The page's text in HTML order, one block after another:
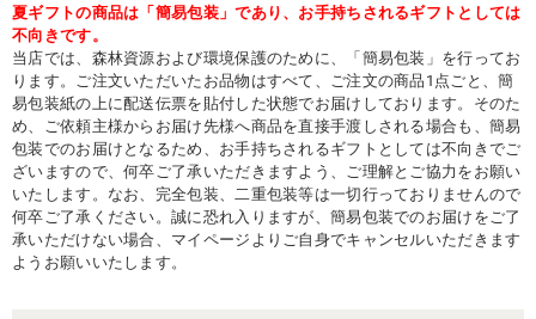
夏ギフトの商品は「簡易包装」であり、お手持ちされるギフトとしては
不向きです。
当店では、森林資源および環境保護のために、「簡易包装」を行ってお
ります。ご注文いただいたお品物はすべて、ご注文の商品1点ごと、簡
易包装紙の上に配送伝票を貼付した状態でお届けしております。そのた
め、ご依頼主様からお届け先様へ商品を直接手渡しされる場合も、簡易
包装でのお届けとなるため、お手持ちされるギフトとしては不向きでご
ざいますので、何卒ご了承いただきますよう、ご理解とご協力をお願い
いたします。なお、完全包装、二重包装等は一切行っておりませんので
何卒ご了承ください。誠に恐れ入りますが、簡易包装でのお届けをご了
承いただけない場合、マイページよりご自身でキャンセルいただきます
ようお願いいたします。